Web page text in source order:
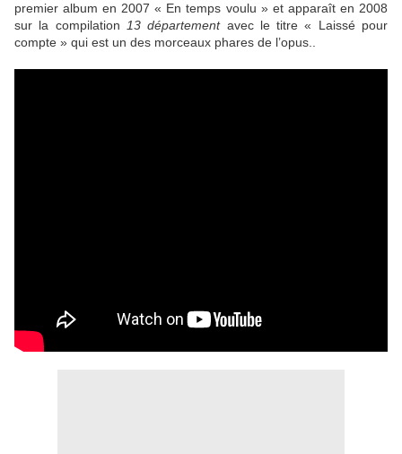
premier album en 2007 « En temps voulu » et apparaît en 2008
sur la compilation
13 départementavec le titre « Laissé pour
compte » qui est un des morceaux phares de l’opus..